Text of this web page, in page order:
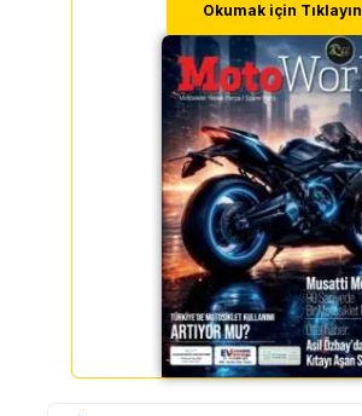
Okumak için Tıklayın